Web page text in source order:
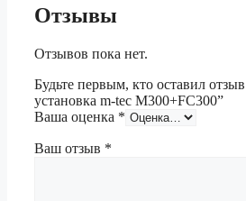
Отзывы
Отзывов пока нет.
Будьте первым, кто оставил
установка m-tec M300+FC300”
Ваша оценка *
Ваш отзыв *